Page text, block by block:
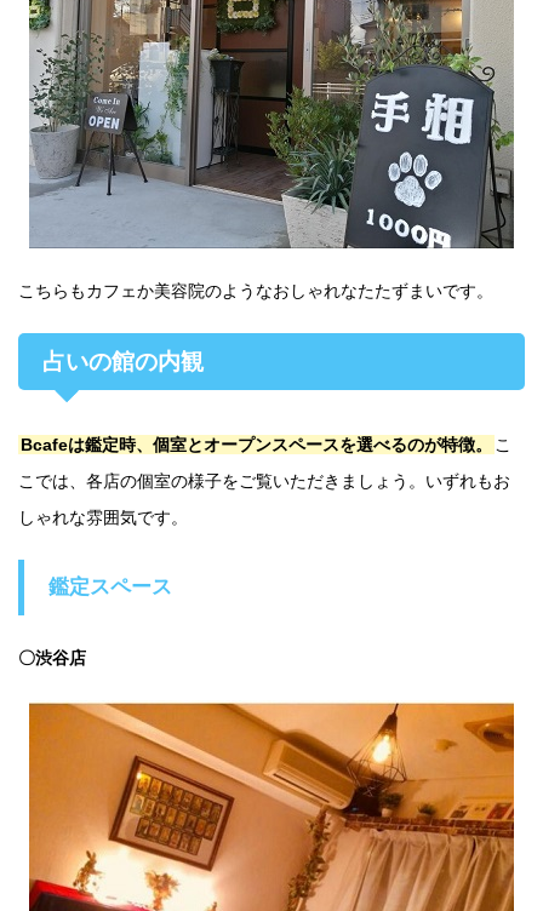
こちらもカフェか美容院のようなおしゃれなたたずまいです。
占いの館の内観
Bcafeは鑑定時、個室とオープンスペースを選べるのが特徴。
こ
こでは、各店の個室の様子をご覧いただきましょう。いずれもお
しゃれな雰囲気です。
鑑定スペース
〇渋谷店